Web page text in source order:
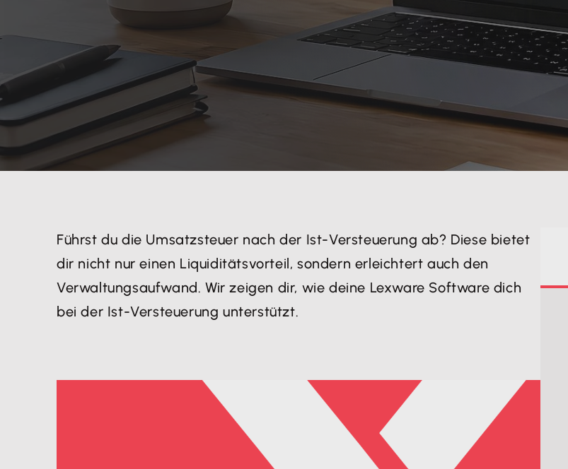
Führst du die Umsatzsteuer nach der Ist-Versteuerung ab? Diese bietet
dir nicht nur einen Liquiditätsvorteil, sondern erleichtert auch den
Verwaltungsaufwand. Wir zeigen dir, wie deine Lexware Software dich
bei der Ist-Versteuerung unterstützt.